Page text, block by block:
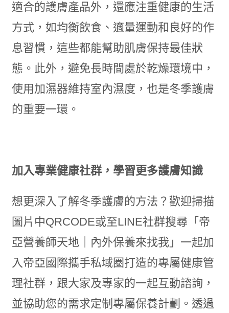
適合的護膚產品外，還應注重健康的生活
方式，如均衡飲食、適量運動和良好的作
息習慣，這些都能幫助肌膚保持最佳狀
態。此外，避免長時間處於乾燥環境中，
使用加濕器維持室內濕度，也是冬季護膚
的重要一環。
加入專業健康社群，學習更多護膚知識
想更深入了解冬季護膚的方法？歡迎掃描
圖片中QRCODE或至LINE社群搜尋「帝
亞營養師天地｜內外保養來找我」一起加
入帝亞國際攜手私域圈打造的專屬健康管
理社群，跟大家及專家的一起互動諮詢，
並協助您的需求定制專屬保養計劃。透過